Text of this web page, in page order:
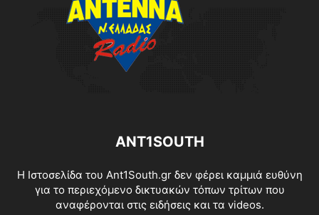
ANT1SOUTH
Η Ιστοσελίδα του Ant1South.gr δεν φέρει καμμιά ευθύνη
για το περιεχόμενο δικτυακών τόπων τρίτων που
αναφέρονται στις ειδήσεις και τα videos.